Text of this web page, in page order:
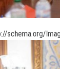
schema.org/